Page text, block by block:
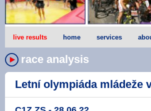
live results home services
race analysis
Letní olympiáda mládeže